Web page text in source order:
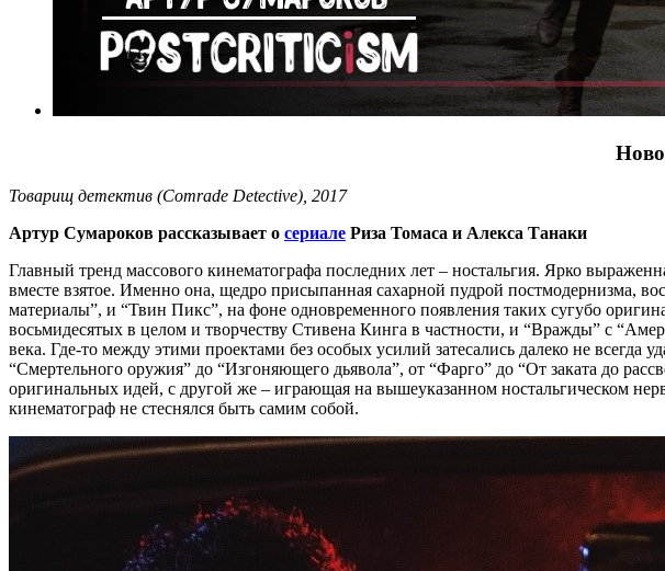
Товарищ детектив (Comrade Detective), 2017
Артур Сумароков рассказывает о сериале Риза Томаса и Алекса Танаки
Главный тренд массового кинематографа последних лет – ностальгия. Ярко
вместе взятое. Именно она, щедро присыпанная сахарной пудрой постмодернизма,
материалы”, и “Твин Пикс”, на фоне одновременного появления таких сугубо
восьмидесятых в целом и творчеству Стивена Кинга в частности, и “Вражды” с
века. Где-то между этими проектами без особых усилий затесались далеко не
“Смертельного оружия” до “Изгоняющего дьявола”, от “Фарго” до “От заката до
оригинальных идей, с другой же – играющая на вышеуказанном ностальгическом
кинематограф не стеснялся быть самим собой.